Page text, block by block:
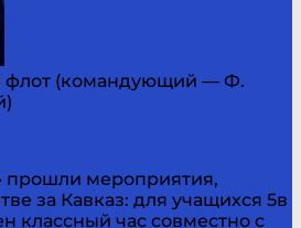
флот (командующий — Ф.
мероприятия,
за Кавказ: для учащихся 5в
классный час совместно с